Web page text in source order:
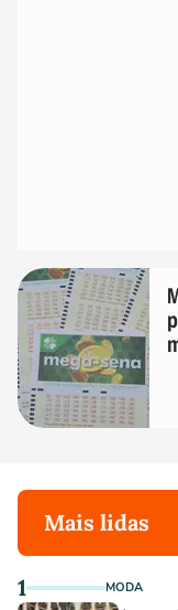
Mais lidas
1 MODA